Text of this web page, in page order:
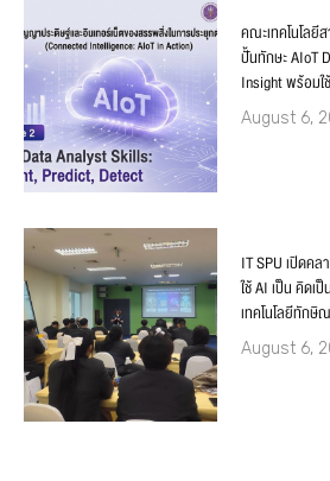
คณะเทคโนโลยี
ปั้นทักษะ AIoT
Insight พร้อมใ
August 6,
IT SPU เปิดคล
ใช้ AI เป็น คิด
เทคโนโลยีทักษิ
August 6,